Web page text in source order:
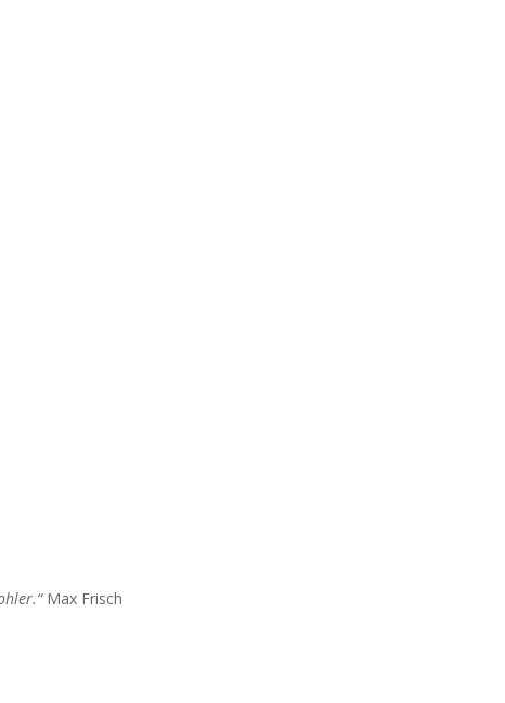
Max Frisch